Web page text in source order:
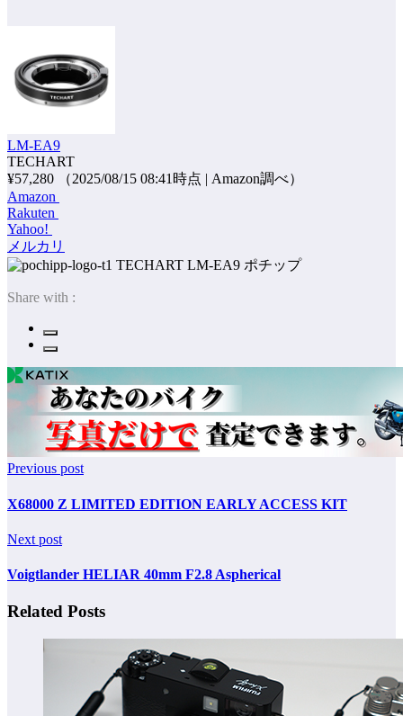
LM-EA9
TECHART
¥57,280
（2025/08/15 08:41時点 | Amazon調べ）
Amazon
Rakuten
Yahoo!
メルカリ
ポチップ
Share with :
Previous post
X68000 Z LIMITED EDITION EARLY ACCESS KIT
Next post
Voigtlander HELIAR 40mm F2.8 Aspherical
Related Posts